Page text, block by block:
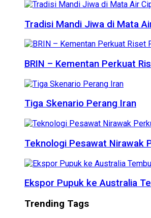
Tradisi Mandi Jiwa di Mata
BRIN – Kementan Perkuat
Tiga Skenario Perang Iran
Teknologi Pesawat Nirawak
Ekspor Pupuk ke Australia
Trending Tags